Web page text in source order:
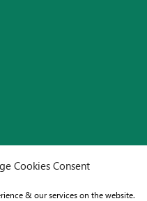
Cookies Consent
& our services on the website.